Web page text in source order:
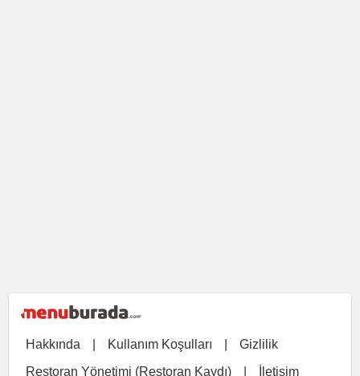
Hakkında Kullanım Koşulları
Gizlilik
Restoran Yönetimi (Restoran Kaydı)
İletişim